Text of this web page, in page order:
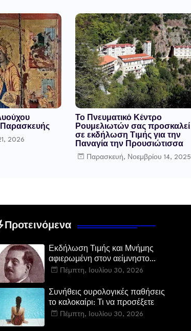
2026
Το Πνευματικό Κέντρο
Ρουμελιωτών σας προσκαλεί
σε εκδήλωση Τιμής για την
Παναγία την Προυσιώτισσα
Παρασκευή, Νοεμβρίου 14, 2025
Προτεινόμενα
Εκδήλωση Τιμής και Μνήμης
αφιερωμένη στον αείμνηστο
Ευστάθιο Μαλαμίδα στο Νεοχώρι
Πέμπτη, Ιουλίου 30, 2026
Συνήθεις ουρολογικές παθήσεις
το καλοκαίρι: Τι να προσέξετε
Πέμπτη, Ιουλίου 30, 2026